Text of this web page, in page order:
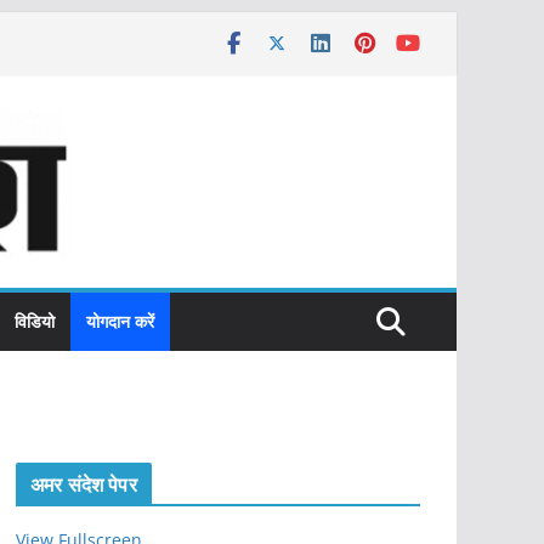
विडियो योगदान करें
अमर संदेश पेपर